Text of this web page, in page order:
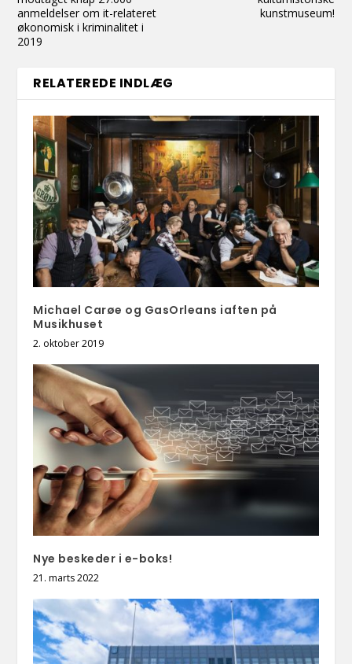
anmeldelser om it-relateret
økonomisk i kriminalitet i
2019
kunstmuseum!
RELATEREDE INDLÆG
Michael Carøe og GasOrleans iaften på
Musikhuset
2. oktober 2019
Nye beskeder i e-boks!
21. marts 2022